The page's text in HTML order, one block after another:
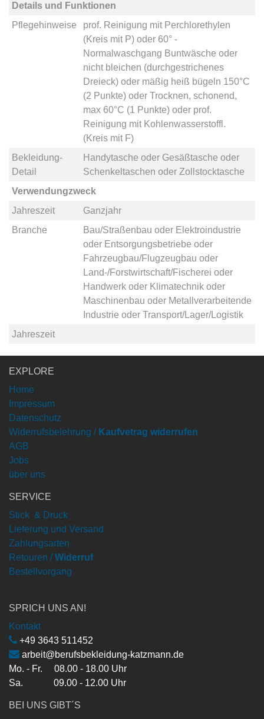
Details und Funktionen
Pflegehinweise
prof. Reinigung mit Perchlorethylen
(Kreis mit P)oder 60° -
Normalwaschgang Buntwäsche oder
nicht bleichen (durchgestrichenes
Dreieck)oder mäßig heiß bügeln 150°C
(2 Punkte)oder Trocknen, schonend,
max 60°C (1 Punkte)oder prof.
Reinigung mit Kohlenwasserstoffl.
(Kreis mit F)
Bekleidung-
Detail
Handytasche oder Gesäßtasche oder
Schenkeltaschen oder Zollstocktasche
Verwendungzweck
Jahreszeit
Ganzjahr
Branche
Bau/Straßenbau oder Elektroindustrie
oder Entsorgungsbetriebe oder
Fahrzeugbau/Flugzeugbau oder
Land-/Forstwirtschaft/Fischerei oder
Handwerkoder Klimatechnikoder
Maschinenbau oder Metallverarbeitende
Industrie oder Transport/Lager/Logistik
Jahreszeit
EXPLORE
Home
Impressum
Datenschutz
Widerrufsbelehrung / Kaufvetrag widerrufen
AGB
Jobs
über uns
SERVICE
Stick & Druck
Lieferung und Versand
Zahlungsarten
Retouren / Widerruf
Bestellvorgang
SPRICH UNS AN!
Kontakt
+49 3643 511452
arbeit@berufsbekleidung-katzmann.de
Mo. - Fr. 08.00 - 18.00 Uhr
Sa. 09.00 - 12.00 Uhr
BEI UNS GIBT´S